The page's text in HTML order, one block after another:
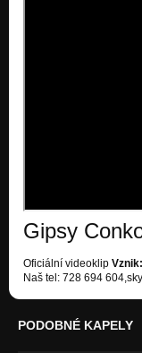
Gipsy
Oficiální videoklip
Naš tel: 728 694
PODOBNÉ KAPELY